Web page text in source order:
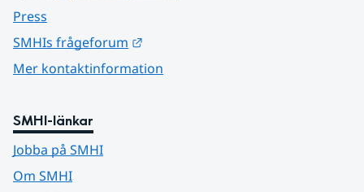
Press
SMHIs frågeforum
Mer kontaktinformation
SMHI-länkar
Jobba på SMHI
Om SMHI